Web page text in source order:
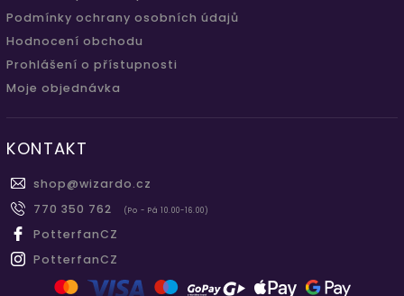
Podmínky ochrany osobních údajů
Hodnocení obchodu
Prohlášení o přístupnosti
Moje objednávka
KONTAKT
shop@wizardo.cz
770 350 762
(Po - Pá 10.00-16.00)
PotterfanCZ
PotterfanCZ